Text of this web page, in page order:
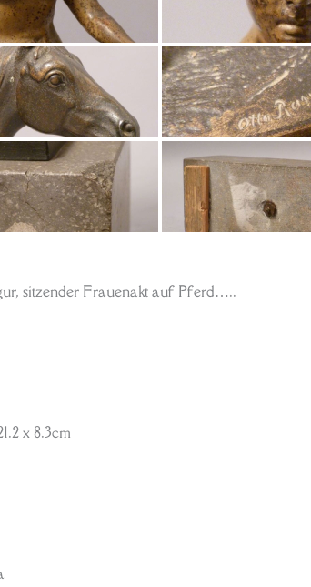
sitzender Frauenakt auf Pferd…..
x 8.3cm